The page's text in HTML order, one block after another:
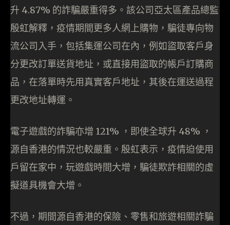
升 4.87% 的詐騙嚴重得多。該公司亞太區產品總監
殷虹解釋，疫情期間更多人網上購物，騙徒專向物
流公司入手，包括集運公司在內，例如盜取客戶身
分更改訂單送貨地址，或直接用盜取的帳戶訂購商
品，在落單時先用真實客戶地址，其後在運送過程
更改地址轉運。
電子遊戲的詐騙亦增 121% ，即使全球升 48% ，
源自香港的情況也較嚴重。殷虹表示，疫情迫使用
戶留在家中，玩遊戲時間大增，騙徒欺詐相關的虛
擬道具機會大增。
不過，期間源自香港的保險、零售和旅遊相關詐騙